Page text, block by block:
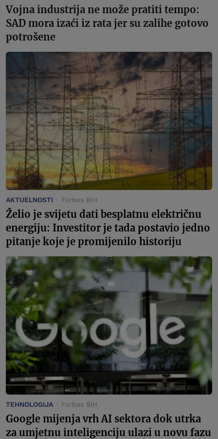
Vojna industrija ne može pratiti tempo:
SAD mora izaći iz rata jer su zalihe gotovo
potrošene
AKTUELNOSTI Forbes BiH
Želio je svijetu dati besplatnu električnu
energiju: Investitor je tada postavio jedno
pitanje koje je promijenilo historiju
TEHNOLOGIJA Forbes BiH
Google mijenja vrh AI sektora dok utrka
za umjetnu inteligenciju ulazi u novu fazu